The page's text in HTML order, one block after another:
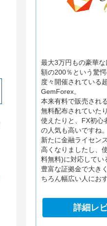
最大3万円もの豪華
額の200％という驚
度々開催されている
GemForex。
本来有料で販売され
無料配布されていた
使えたりと、FX初心
の人気も高いですね。
新たに金融ライセン
高くなりましたし、
料無料)に対応してい
豊富な証拠金で大き
ちろん幅広い人にお
詳細レ